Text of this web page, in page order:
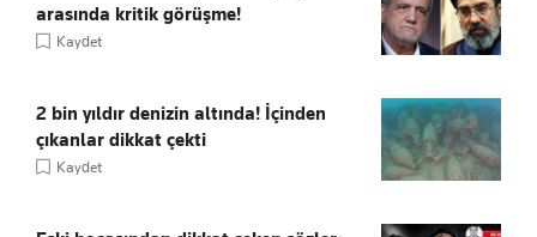
arasında kritik görüşme!
Kaydet
2 bin yıldır denizin altında! İçinden
çıkanlar dikkat çekti
Kaydet